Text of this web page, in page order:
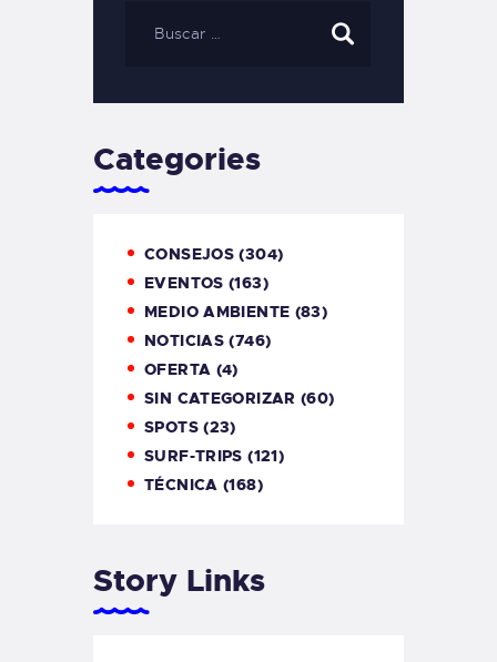
Categories
CONSEJOS (304)
EVENTOS (163)
MEDIO AMBIENTE (83)
NOTICIAS (746)
OFERTA (4)
SIN CATEGORIZAR (60)
SPOTS(23)
SURF-TRIPS (121)
TÉCNICA (168)
Story Links